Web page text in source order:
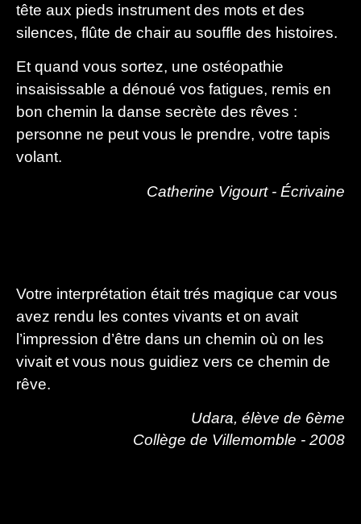
tête aux pieds instrument des mots et des
silences, flûte de chair au souffle des histoires.
Et quand vous sortez, une ostéopathie
insaisissable a dénoué vos fatigues, remis en
bon chemin la danse secrète des rêves :
personne ne peut vous le prendre, votre tapis
volant.
Catherine Vigourt - Écrivaine
Votre interprétation était trés magique car vous
avez rendu les contes vivants et on avait
l’impression d’être dans un chemin où on les
vivait et vous nous guidiez vers ce chemin de
rêve.
Udara, élève de 6ème
Collège de Villemomble - 2008